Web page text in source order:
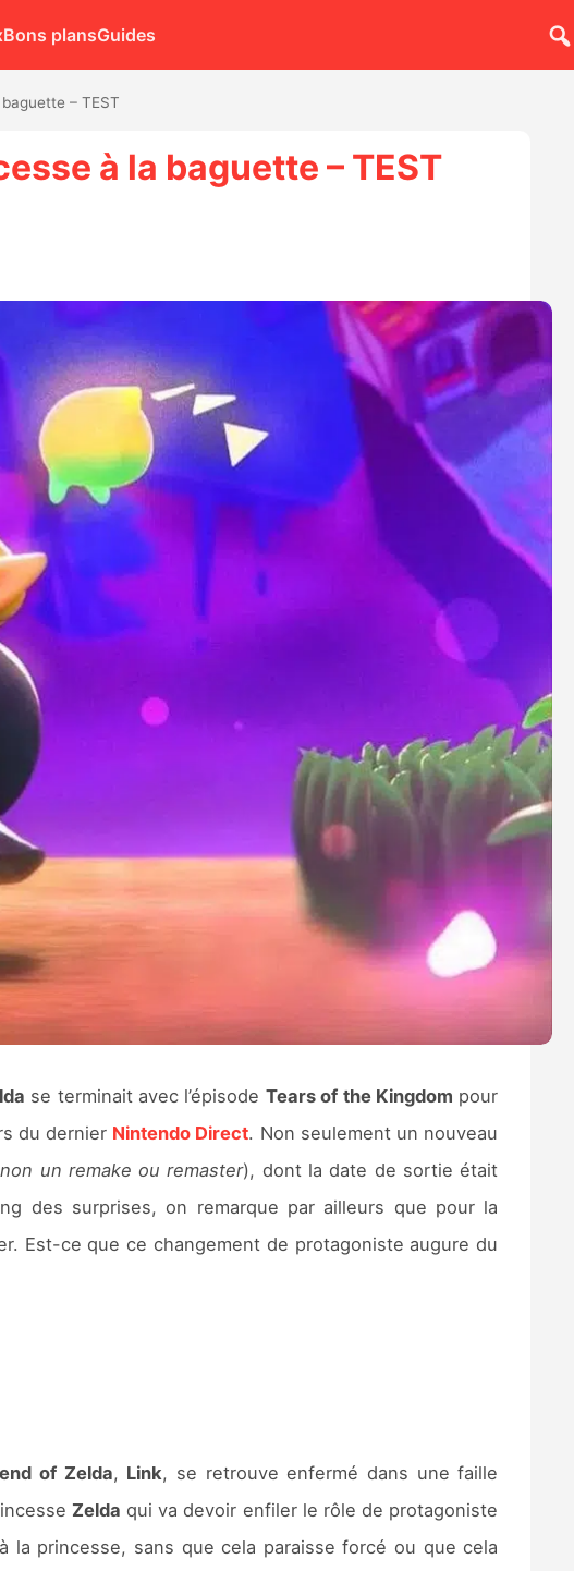
Bons plansGuides
– TEST
à la baguette – TEST
se terminait avec l’épisode Tears of the Kingdom pour
du dernier Nintendo Direct. Non seulement un nouveau
un remake ou remaster), dont la date de sortie était
des surprises, on remarque par ailleurs que pour la
Est-ce que ce changement de protagoniste augure du
of Zelda, Link, se retrouve enfermé dans une faille
Zelda qui va devoir enfiler le rôle de protagoniste
la princesse, sans que cela paraisse forcé ou que cela